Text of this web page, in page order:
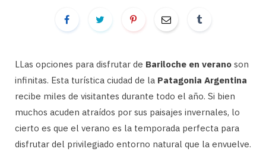
LLas opciones para disfrutar de Bariloche en verano son
infinitas. Esta turística ciudad de la Patagonia Argentina
recibe miles de visitantes durante todo el año. Si bien
muchos acuden atraídos por sus paisajes invernales, lo
cierto es que el verano es la temporada perfecta para
disfrutar del privilegiado entorno natural que la envuelve.